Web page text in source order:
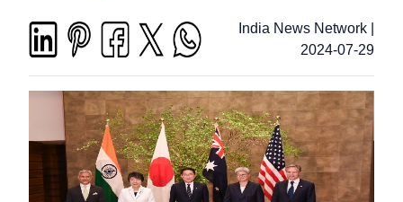
India News Network
2024-07-29